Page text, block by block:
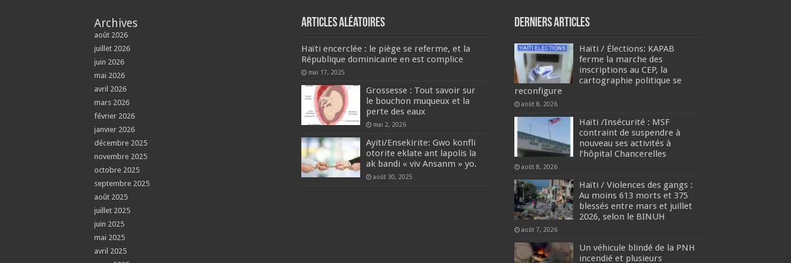
Archives
août 2026
juillet 2026
juin 2026
mai 2026
avril 2026
mars 2026
février 2026
janvier 2026
décembre 2025
novembre 2025
octobre 2025
septembre 2025
août 2025
juillet 2025
juin 2025
mai 2025
avril 2025
Articles aléatoires
Haïti encerclée : le piège se referme, et la
République dominicaine en est complice
mai 17, 2025
Grossesse : Tout savoir sur
le bouchon muqueux et la
perte des eaux
mai 2, 2026
Ayiti/Ensekirite: Gwo konfli
otorite eklate ant lapolis la
ak bandi « viv Ansanm » yo.
août 30, 2025
Derniers articles
Haïti / Élections: KAPAB
ferme la marche des
inscriptions au CEP, la
cartographie politique se
reconfigure
août 8, 2026
Haïti /Insécurité : MSF
contraint de suspendre à
nouveau ses activités à
l’hôpital Chancerelles
août 8, 2026
Haïti / Violences des gangs :
Au moins 613 morts et 375
blessés entre mars et juillet
2026, selon le BINUH
août 7, 2026
Un véhicule blindé de la PNH
incendié et plusieurs